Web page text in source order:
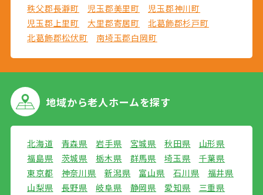
秩父郡長瀞町
児玉郡美里町
児玉郡神川町
児玉郡上里町
大里郡寄居町
北葛飾郡杉戸町
北葛飾郡松伏町
南埼玉郡白岡町
地域から老人ホームを探す
北海道 青森県 岩手県 宮城県 秋田県
山形県
福島県
茨城県 栃木県 群馬県 埼玉県
千葉県
東京都
神奈川県 新潟県 富山県 石川県
福井県
山梨県
長野県 岐阜県 静岡県 愛知県
三重県